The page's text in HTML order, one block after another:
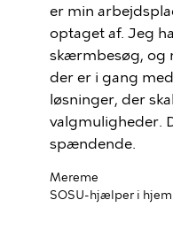
er min
optaget af. Jeg
skærmbesøg, og
der er i gang
løsninger, der
valgmuligheder.
spændende.
Mereme
SOSU-hjælper i